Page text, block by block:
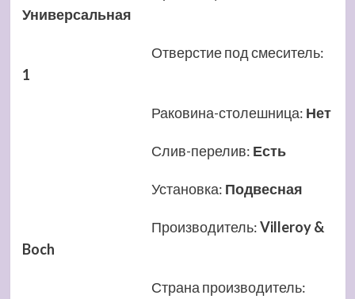
Универсальная
Отверстие под смеситель:
1
Раковина-столешница: Нет
Слив-перелив: Есть
Установка: Подвесная
Производитель:Villeroy &
Boch
Страна производитель: